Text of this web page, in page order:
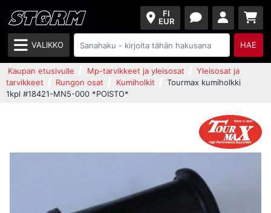
FI
EUR
VALIKKO HAE
Kaupan etusivulle Mp-tarvikkeet ja yleisosat
Yleisosat ja
tarvikkeet
Rungon osat Kumiholkit
Tourmax kumiholkki
1kpl #18421-MN5-000 *POISTO*